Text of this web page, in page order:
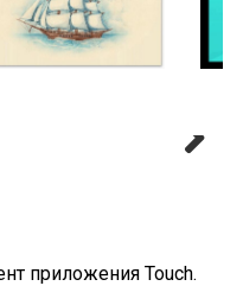
приложения Touch.